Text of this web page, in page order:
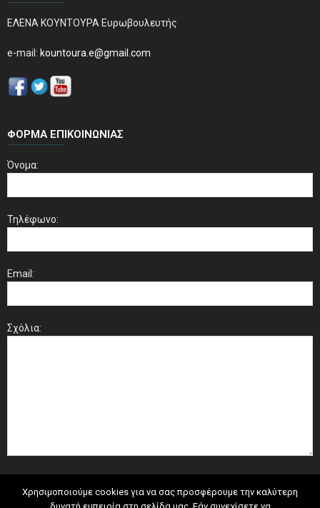
ΕΛΕΝΑ ΚΟΥΝΤΟΥΡΑ Ευρωβουλευτής
e-mail: kountoura.e@gmail.com
ΦΌΡΜΑ ΕΠΙΚΟΙΝΩΝΊΑΣ
Όνομα:
Τηλέφωνο:
Email:
Σχόλια:
Χρησιμοποιούμε cookies για να σας προσφέρουμε την καλύτερη